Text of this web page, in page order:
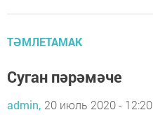
ТӘМЛЕТАМАК
Суган пәрәмәче
admin, 20 июль 2020 - 12:20